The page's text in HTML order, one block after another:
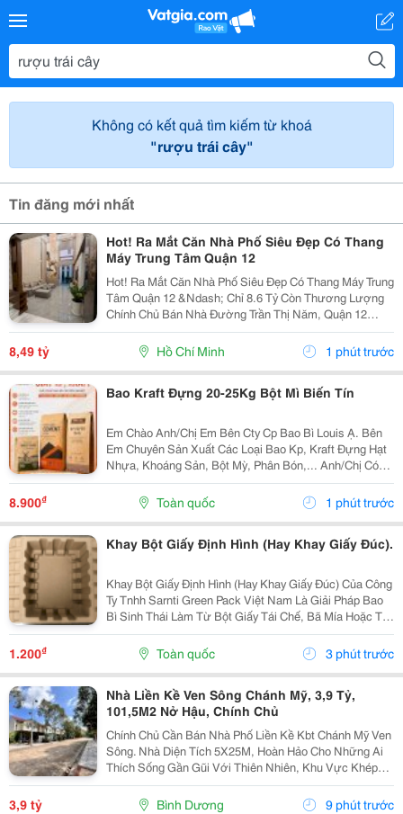
Không có kết quả tìm kiếm từ khoá
"rượu trái cây"
Tin đăng mới nhất
Hot! Ra Mắt Căn Nhà Phố Siêu Đẹp Có Thang
Máy Trung Tâm Quận 12
Hot! Ra Mắt Căn Nhà Phố Siêu Đẹp Có Thang Máy Trung
Tâm Quận 12 &Ndash; Chỉ 8.6 Tỷ Còn Thương Lượng
Chính Chủ Bán Nhà Đường Trần Thị Năm, Quận 12
&Ndash; Vị Trí Đẹp, Khu Dân Cư Hiện Hữu, Tiện Ích Đầy
Đủ. Diện Tích: 4M &Times; 20M Nhà...
8,49 tỷ Hồ Chí Minh 1 phút trước
Bao Kraft Đựng 20-25Kg Bột Mì Biến Tín
Em Chào Anh/Chị Em Bên Cty Cp Bao Bì Louis Ạ. Bên
Em Chuyên Sản Xuất Các Loại Bao Kp, Kraft Đựng Hạt
Nhựa, Khoáng Sản, Bột Mỳ, Phân Bón,... Anh/Chị Có
Nhu Cầu Sử Dụng Bao Bì, Liên Hệ Em Nhé. Em Báo Giá
Tại Xưởng Ạ. Sđt/Zalo: 0354 000 197 Hoặc Email:...
8.900₫ Toàn quốc 1 phút trước
Khay Bột Giấy Định Hình (Hay Khay Giấy Đúc).
Khay Bột Giấy Định Hình (Hay Khay Giấy Đúc) Của Công
Ty Tnhh Sarnti Green Pack Việt Nam Là Giải Pháp Bao
Bì Sinh Thái Làm Từ Bột Giấy Tái Chế, Bã Mía Hoặc Tre,
Được Ép Khuôn 3D Theo Hình Dạng Sản Phẩm.
&Middot; Thân Thiện Môi Trường: Khả Năng Phân...
1.200₫ Toàn quốc 3 phút trước
Nhà Liền Kề Ven Sông Chánh Mỹ, 3,9 Tỷ,
101,5M2 Nở Hậu, Chính Chủ
Chính Chủ Cần Bán Nhà Phố Liền Kề Kbt Chánh Mỹ Ven
Sông. Nhà Diện Tích 5X25M, Hoàn Hảo Cho Những Ai
Thích Sống Gần Gũi Với Thiên Nhiên, Khu Vực Khép
Kín Có Bảo Vệ 24/24 - Phù Hợp Cho Thư Giãn Nghỉ
Ngơi Yên Tĩnh. Khu Dân Trí Cao Không Có Vấn Đề...
3,9 tỷ Bình Dương 9 phút trước